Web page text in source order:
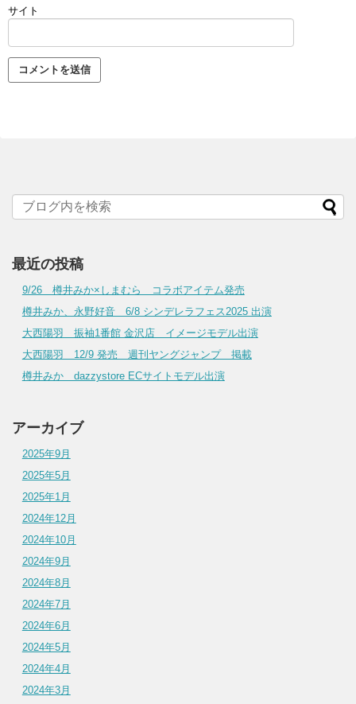
サイト
最近の投稿
9/26 樽井みか×しまむら コラボアイテム発売
樽井みか、永野好音 6/8 シンデレラフェス2025 出演
大西陽羽 振袖1番館 金沢店 イメージモデル出演
大西陽羽 12/9 発売 週刊ヤングジャンプ 掲載
樽井みか dazzystore ECサイトモデル出演
アーカイブ
2025年9月
2025年5月
2025年1月
2024年12月
2024年10月
2024年9月
2024年8月
2024年7月
2024年6月
2024年5月
2024年4月
2024年3月